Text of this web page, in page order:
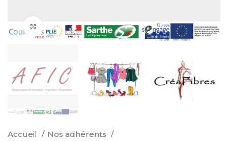
Click to enlarge
Accueil
Nos adhérents